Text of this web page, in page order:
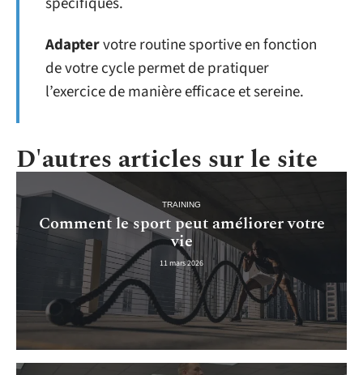
Adaptervotre routine sportive en fonction
de votre cycle permet de pratiquer
l’exercice de manière efficace et sereine.
D'autres articles sur le site
TRAINING
Comment le sport peut améliorer votre
vie
11 mars 2026